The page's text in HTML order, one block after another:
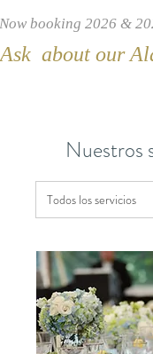
Now booking 2026 &
Ask  about our
Nuestros
Todos los servicios